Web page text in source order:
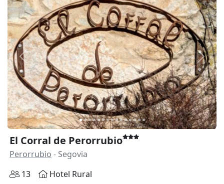
Anterior
El Corral de Perorrubio
Perorrubio - Segovia
13
Hotel Rural